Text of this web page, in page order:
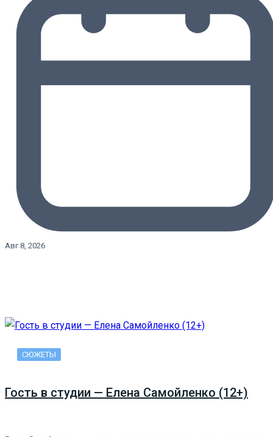
Авг 8, 2026
СЮЖЕТЫ
Гость в студии — Елена Самойленко (12+)